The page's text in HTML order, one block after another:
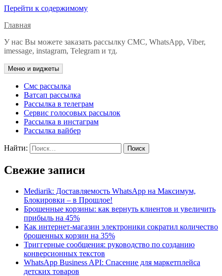
Перейти к содержимому
Главная
У нас Вы можете заказать рассылку СМС, WhatsApp, Viber,
imessage, instagram, Telegram и тд.
Меню и виджеты
Смс рассылка
Ватсап рассылка
Рассылка в телеграм
Сервис голосовых рассылок
Рассылка в инстаграм
Рассылка вайбер
Найти:
Свежие записи
Mediarik: Доставляемость WhatsApp на Максимум,
Блокировки – в Прошлое!
Брошенные корзины: как вернуть клиентов и увеличить
прибыль на 45%
Как интернет-магазин электроники сократил количество
брошенных корзин на 35%
Триггерные сообщения: руководство по созданию
конверсионных текстов
WhatsApp Business API: Спасение для маркетплейса
детских товаров